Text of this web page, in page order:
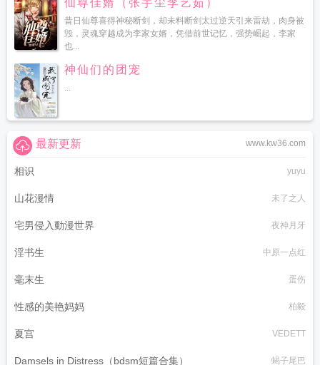
仙尊佳婿（张宇尘李艺茹）
昔日仙尊喜得神秘断剑，却未料断剑太过逆天引来雷劫，肉身被
毁，灵魂穿越成为李家女婿，凭借前世记忆，强势崛起，李家
也...
神仙们的团宠
...
www.kw36.com
最新更新
相识 yuyu
山花漫情 未了之人
宅男侵入動漫世界 夜神月牙
淫书生 中原一点红
毫末生 蛋伤
性感的美艳妈妈 柏毅
夏宫 VEDETT
Damsels in Distress（bdsm短篇合集） 蝎子尾巴